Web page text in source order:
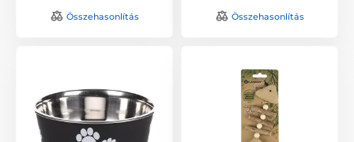
Összehasonlítás Összehasonlítás